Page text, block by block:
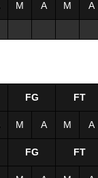
M A M A
FG FT
M A M A
FG FT